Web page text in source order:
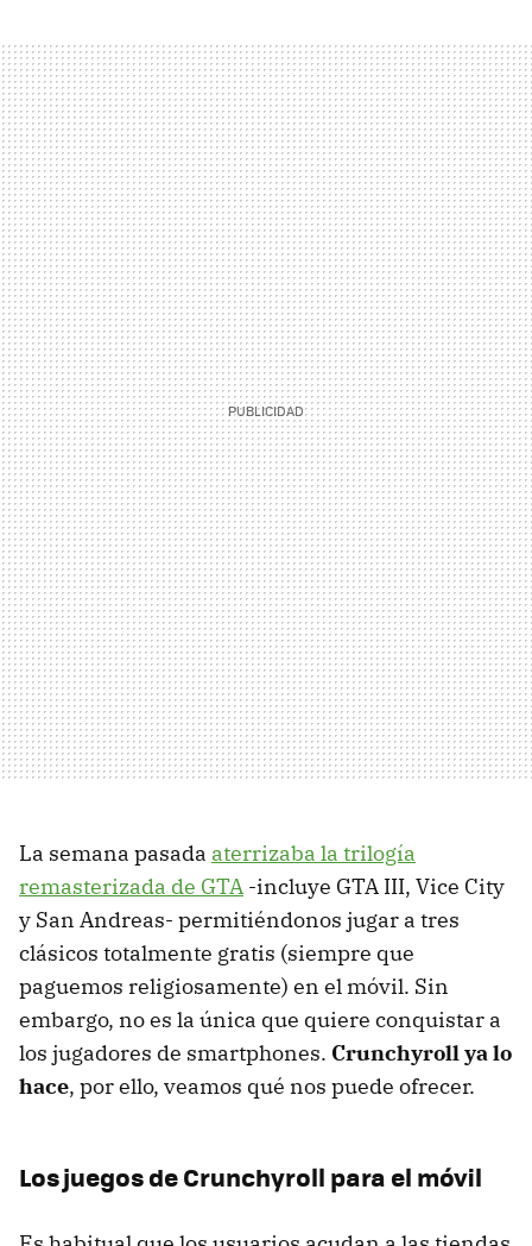
La semana pasada aterrizaba la trilogía
remasterizada de GTA -incluye GTA III, Vice City
y San Andreas- permitiéndonos jugar a tres
clásicos totalmente gratis (siempre que
paguemos religiosamente) en el móvil. Sin
embargo, no es la única que quiere conquistar a
los jugadores de smartphones. Crunchyroll ya lo
hace, por ello, veamos qué nos puede ofrecer.
Los juegos de Crunchyroll para el móvil